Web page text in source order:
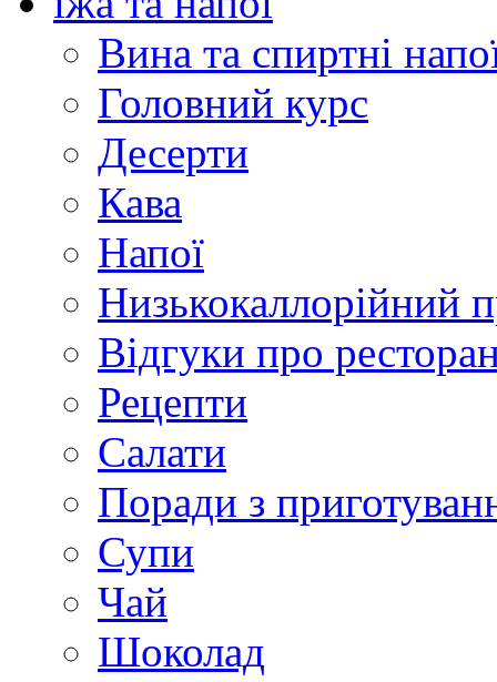
Вина та спиртні
Головний курс
Десерти
Кава
Напої
Низькокаллорійний
Відгуки про
Рецепти
Салати
Поради з
Супи
Чай
Шоколад